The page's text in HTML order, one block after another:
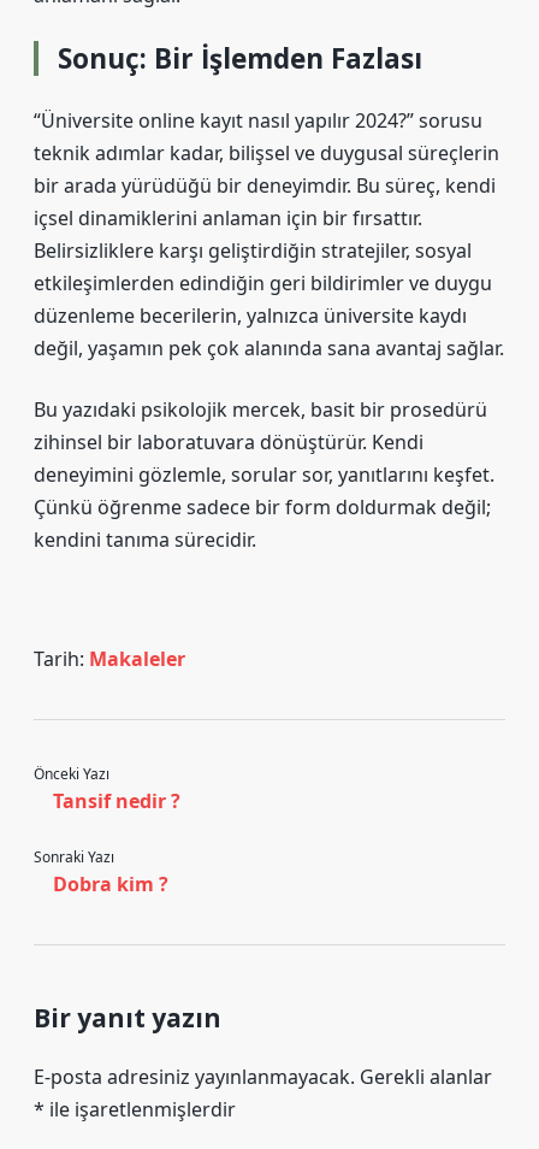
Sonuç: Bir İşlemden Fazlası
“Üniversite online kayıt nasıl yapılır 2024?” sorusu
teknik adımlar kadar, bilişsel ve duygusal süreçlerin
bir arada yürüdüğü bir deneyimdir. Bu süreç, kendi
içsel dinamiklerini anlaman için bir fırsattır.
Belirsizliklere karşı geliştirdiğin stratejiler, sosyal
etkileşimlerden edindiğin geri bildirimler ve duygu
düzenleme becerilerin, yalnızca üniversite kaydı
değil, yaşamın pek çok alanında sana avantaj sağlar.
Bu yazıdaki psikolojik mercek, basit bir prosedürü
zihinsel bir laboratuvara dönüştürür. Kendi
deneyimini gözlemle, sorular sor, yanıtlarını keşfet.
Çünkü öğrenme sadece bir form doldurmak değil;
kendini tanıma sürecidir.
Tarih: Makaleler
Önceki Yazı
Tansif nedir ?
Sonraki Yazı
Dobra kim ?
Bir yanıt yazın
E-posta adresiniz yayınlanmayacak. Gerekli alanlar
* ile işaretlenmişlerdir